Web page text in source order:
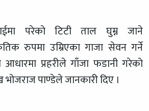
परेकाे टिटी ताल घुम्न जाने
रुपमा उम्रिएका गाजा सेवन गर्ने
प्रहरीले गाँजा फडानी गरेको
भोजराज पाण्डेले जानकारी दिए ।